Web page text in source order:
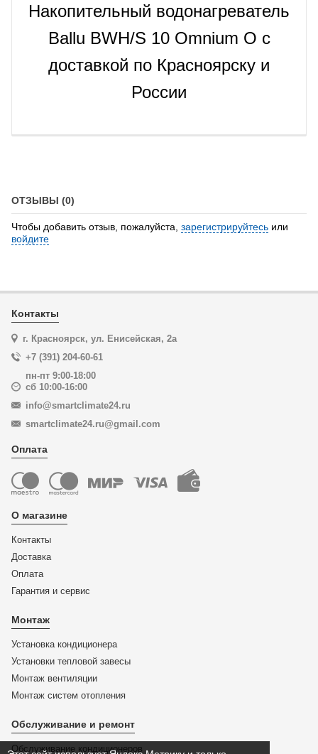
Накопительный водонагреватель
Ballu BWH/S 10 Omnium O с
доставкой по Красноярску и
России
ОТЗЫВЫ (0)
Чтобы добавить отзыв, пожалуйста, зарегистрируйтесь или
войдите
Контакты
г. Красноярск, ул. Енисейская, 2а
+7 (391) 204-60-61
пн-пт 9:00-18:00
сб 10:00-16:00
info@smartclimate24.ru
smartclimate24.ru@gmail.com
Оплата
О магазине
Контакты
Доставка
Оплата
Гарантия и сервис
Монтаж
Установка кондиционера
Установки тепловой завесы
Монтаж вентиляции
Монтаж систем отопления
Обслуживание и ремонт
Обслуживание кондиционеров